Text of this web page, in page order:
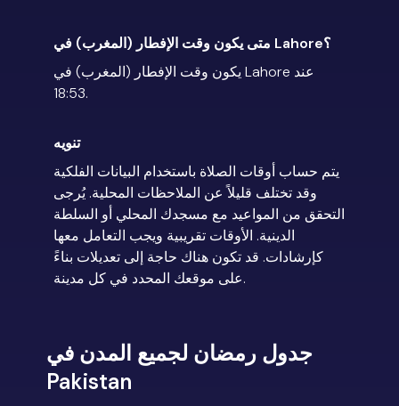
متى يكون وقت الإفطار (المغرب) في Lahore؟
يكون وقت الإفطار (المغرب) في Lahore عند
18:53.
تنويه
يتم حساب أوقات الصلاة باستخدام البيانات الفلكية
وقد تختلف قليلاً عن الملاحظات المحلية. يُرجى
التحقق من المواعيد مع مسجدك المحلي أو السلطة
الدينية. الأوقات تقريبية ويجب التعامل معها
كإرشادات. قد تكون هناك حاجة إلى تعديلات بناءً
على موقعك المحدد في كل مدينة.
جدول رمضان لجميع المدن في
Pakistan